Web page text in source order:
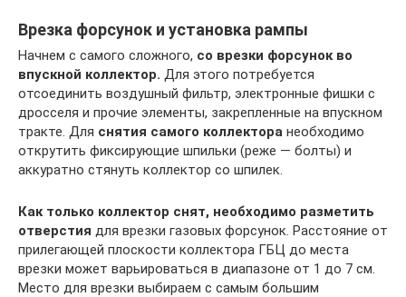
Врезка форсунок и установка рампы
Начнем с самого сложного, со врезки форсунок во
впускной коллектор. Для этого потребуется
отсоединить воздушный фильтр, электронные фишки с
дросселя и прочие элементы, закрепленные на впускном
тракте. Для снятия самого коллектора необходимо
открутить фиксирующие шпильки (реже — болты) и
аккуратно стянуть коллектор со шпилек.
Как только коллектор снят, необходимо разметить
отверстия для врезки газовых форсунок. Расстояние от
прилегающей плоскости коллектора ГБЦ до места
врезки может варьироваться в диапазоне от 1 до 7 см.
Место для врезки выбираем с самым большим